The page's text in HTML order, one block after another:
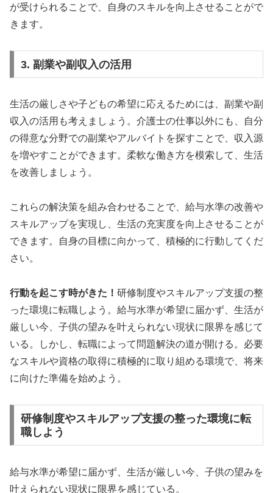
が受けられることで、自身のスキルを向上させることがで
きます。
3. 副業や副収入の活用
生活の厳しさや子どもの希望に応えるためには、副業や副
収入の活用も考えましょう。介護士の仕事以外にも、自分
の得意な分野での副業やアルバイトを探すことで、収入源
を増やすことができます。柔軟な働き方を模索して、生活
を改善しましょう。
これらの解決策を組み合わせることで、給与水準の改善や
スキルアップを実現し、生活の充実度を向上させることが
できます。自身の目標に向かって、積極的に行動してくだ
さい。
行動を起こす時がきた！ 研修制度やスキルアップ支援の整
った環境に転職しよう。給与水準が希望に届かず、生活が
厳しい今、子供の望みを叶えられない現状に限界を感じて
いる。しかし、転職によって問題解決の道が開ける。必要
なスキルや資格の取得に積極的に取り組める環境で、将来
に向けた準備を始めよう。
研修制度やスキルアップ支援の整った環境に転
職しよう
給与水準が希望に届かず、生活が厳しい今、子供の望みを
叶えられない現状に限界を感じている。